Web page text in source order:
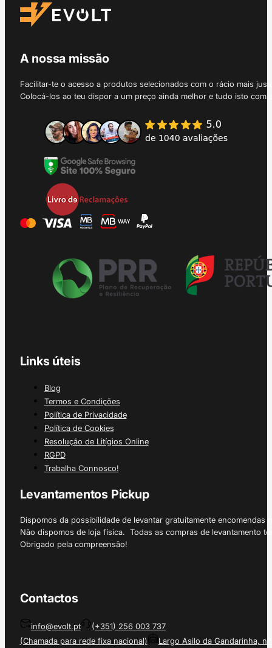
A nossa missão
Facilitar-te o acesso a produtos selecionados com o rácio mais
Colocá-los ao teu dispor a um preço ainda melhor e tudo isto
Links úteis
Blog
Termos e Condições
Política de Privacidade
Política de Cookies
Resolução de Litígios Online
RGPD
Trabalha Connosco!
Levantamentos Pickup
Dispomos da possibilidade de levantar gratuitamente
Não dispomos de loja física. Todas as compras de levantamento
Obrigado pela compreensão!
Contactos
info@evolt.pt
(+351) 256 003 737
(Chamada para rede fixa nacional)
Largo Asilo da Gandarinha, nº